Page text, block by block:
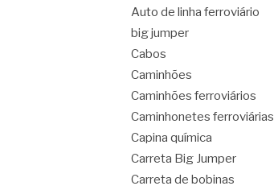
Auto de linha ferroviário
big jumper
Cabos
Caminhões
Caminhões ferroviários
Caminhonetes ferroviárias
Capina química
Carreta Big Jumper
Carreta de bobinas